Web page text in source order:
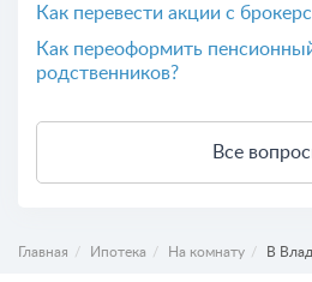
Как перевести акции с
Как переоформить
родственников?
Все
Главная Ипотека На комнату В